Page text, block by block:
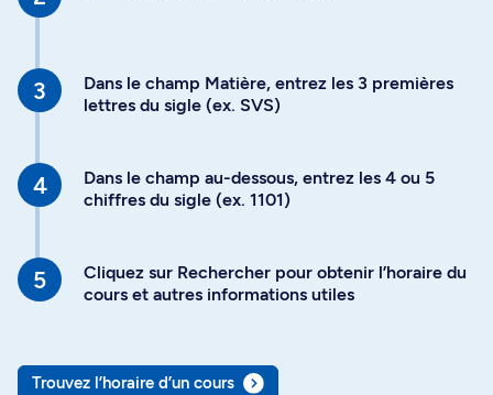
Dans le champ Matière, entrez les 3 premières
lettres du sigle (ex. SVS)
Dans le champ au-dessous, entrez les 4 ou 5
chiffres du sigle (ex. 1101)
Cliquez sur Rechercher pour obtenir l’horaire du
cours et autres informations utiles
Trouvez l’horaire d’un cours